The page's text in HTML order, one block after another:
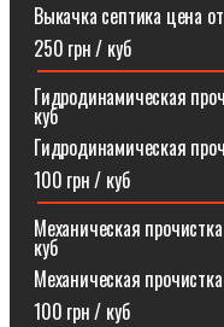
Выкачка септика цена от
250 грн / куб
Гидродинамическая
куб
Гидродинамическая
100 грн / куб
Механическая
куб
Механическая
100 грн / куб